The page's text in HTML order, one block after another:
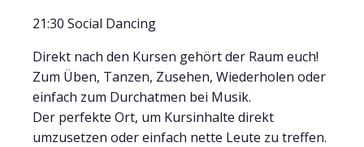
21:30 Social Dancing
Direkt nach den Kursen gehört der Raum euch!
Zum Üben, Tanzen, Zusehen, Wiederholen oder
einfach zum Durchatmen bei Musik.
Der perfekte Ort, um Kursinhalte direkt
umzusetzen oder einfach nette Leute zu treffen.